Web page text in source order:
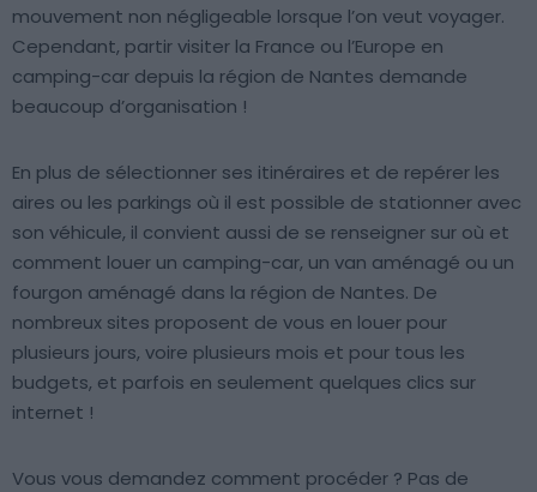
mouvement non négligeable lorsque l’on veut voyager.
Cependant, partir visiter la France ou l’Europe en
camping-car depuis la région de Nantes demande
beaucoup d’organisation !
En plus de sélectionner ses itinéraires et de repérer les
aires ou les parkings où il est possible de stationner avec
son véhicule, il convient aussi de se renseigner sur où et
comment louer un camping-car, un van aménagé ou un
fourgon aménagé dans la région de Nantes. De
nombreux sites proposent de vous en louer pour
plusieurs jours, voire plusieurs mois et pour tous les
budgets, et parfois en seulement quelques clics sur
internet !
Vous vous demandez comment procéder ? Pas de